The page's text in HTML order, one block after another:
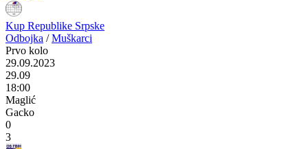
Kup Republike Srpske
Odbojka / Muškarci
Prvo kolo
29.09.2023
29.09
18:00
Maglić
Gacko
0
3